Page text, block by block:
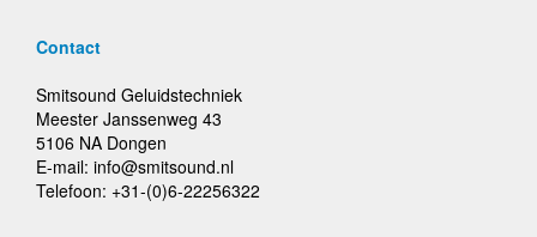
Contact
Smitsound Geluidstechniek
Meester Janssenweg 43
5106 NA Dongen
E-mail: info@smitsound.nl
Telefoon: +31-(0)6-22256322